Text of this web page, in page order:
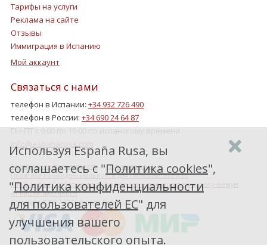
Тарифы на услуги
Реклама на сайте
Отзывы
Иммиграция в Испанию
Мой аккаунт
Связаться с нами
телефон в Испании: +34 932 726 490
телефон в России: +34 690 24 64 87
ПН-ПТ с 9:00 по 19:00 по испанскому времени.
Соглашение пользователя
Политика cookies
Политика конфиденциальности для пользователей ЕС
Как Google обрабатывает информацию о пользователях, получаемую
от наших партнеров
Copyright ©2007-2026 Espana Rusa
Используя España Rusa, вы
соглашаетесь с "Политика cookies",
"Политика конфиденциальности
для пользователей ЕС" для
улучшения вашего
пользовательского опыта.